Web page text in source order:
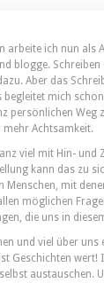
arbeite ich nun als
blogge.
Aber das
begleitet mich
persönlichen Weg
mehr Achtsamkeit.
viel mit Hin- und
kann das zu
Menschen, mit
möglichen
die uns in
und viel über uns
Geschichten
austauschen.